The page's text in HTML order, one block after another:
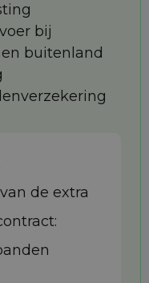
bij
buitenland
de extra